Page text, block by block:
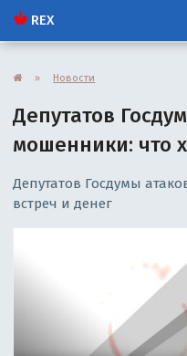
REX
» Новости
Депутатов
мошенники: что
Депутатов Госдумы
встреч и денег